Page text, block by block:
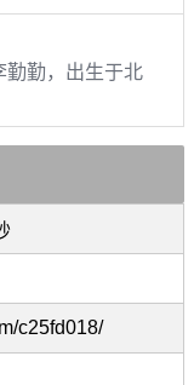
勤，出生于北
c25fd018/